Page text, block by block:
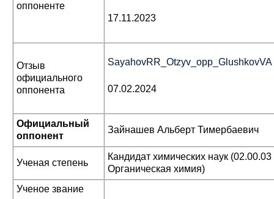
оппоненте
17.11.2023
Отзыв
официального
оппонента
SayahovRR_Otzyv_opp_GlushkovVA
07.02.2024
Официальный
оппонент
Зайнашев Альберт Тимербаевич
Ученая степень
Кандидат химических наук (02.00.03
Органическая химия)
Ученое звание